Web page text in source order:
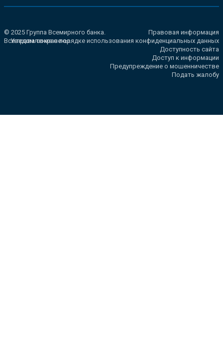
© 2025 Группа Всемирного банка.
Все права сохранены.
Правовая информация
Уведомление о порядке использования конфиденциальных данных
Доступность сайта
Доступ к информации
Предупреждение о мошенничестве
Подать жалобу